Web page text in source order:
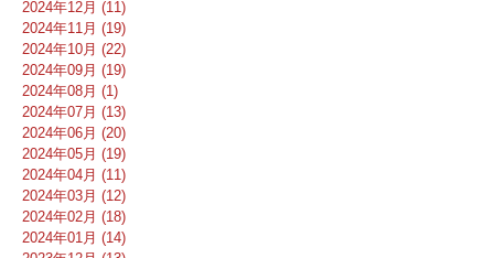
2024年12月 (11)
2024年11月 (19)
2024年10月 (22)
2024年09月 (19)
2024年08月 (1)
2024年07月 (13)
2024年06月 (20)
2024年05月 (19)
2024年04月 (11)
2024年03月 (12)
2024年02月 (18)
2024年01月 (14)